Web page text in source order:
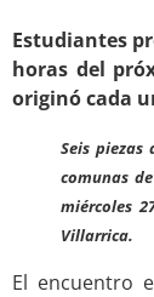
Estudiantes
horas del
originó cada
Seis piezas
comunas
miércoles
Villarrica.
El encuentro